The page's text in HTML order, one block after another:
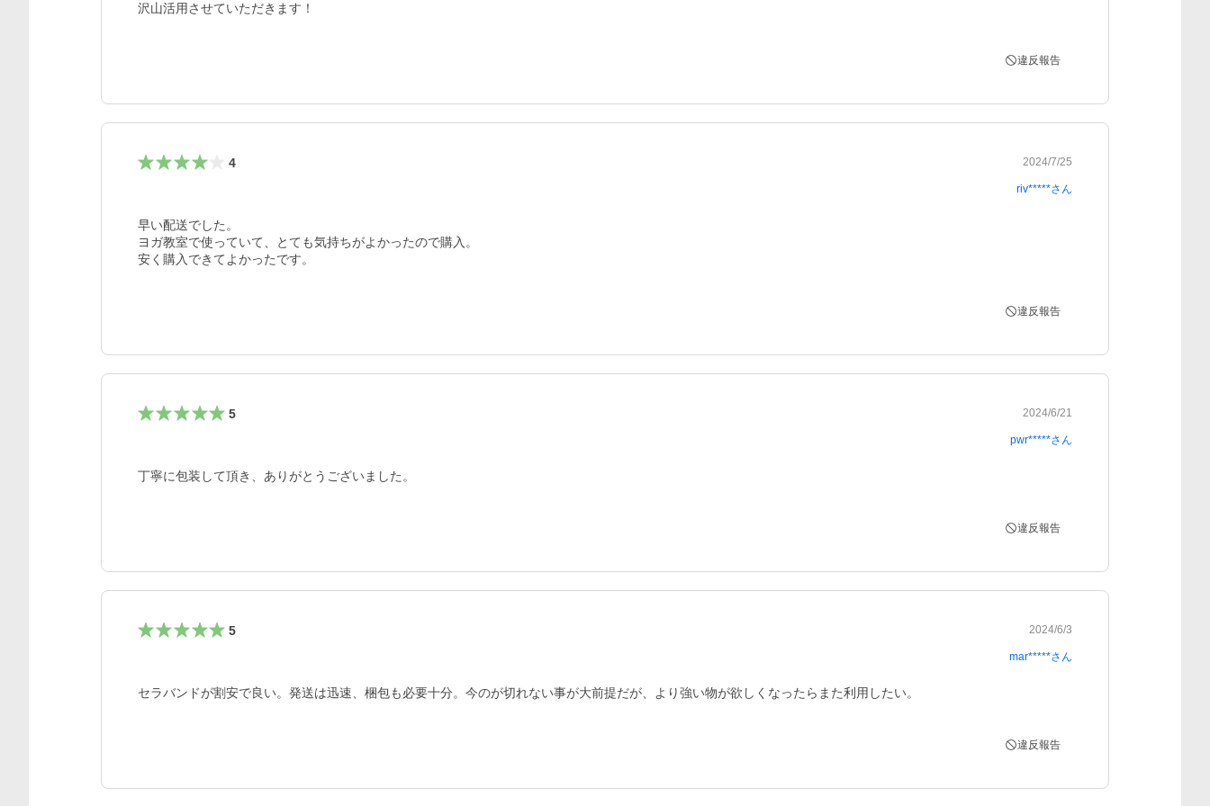
沢山活用させていただきます！
違反報告
4 2024/7/25
riv*****さん
早い配送でした。
ヨガ教室で使っていて、とても気持ちがよかったので購入。
安く購入できてよかったです。
違反報告
5 2024/6/21
pwr*****さん
丁寧に包装して頂き、ありがとうございました。
違反報告
5 2024/6/3
mar*****さん
セラバンドが割安で良い。発送は迅速、梱包も必要十分。今のが切れない事が大前提だが、より強い物が欲しくなったらまた利用したい。
違反報告